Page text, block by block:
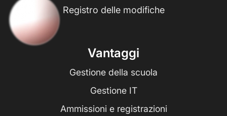
Registro delle modifiche
Vantaggi
Gestione della scuola
Gestione IT
Ammissioni e registrazioni